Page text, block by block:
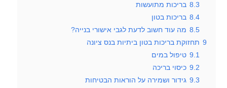
8.3 בריכות מתועשות
8.4 בריכות בטון
8.5 מה עוד חשוב לדעת לגבי אישורי בנייה?
9 תחזוקת בריכות בטון ביתיות בנס ציונה
9.1 טיפול במים
9.2 כיסוי בריכה
9.3 גידור ושמירה על הוראות הבטיחות